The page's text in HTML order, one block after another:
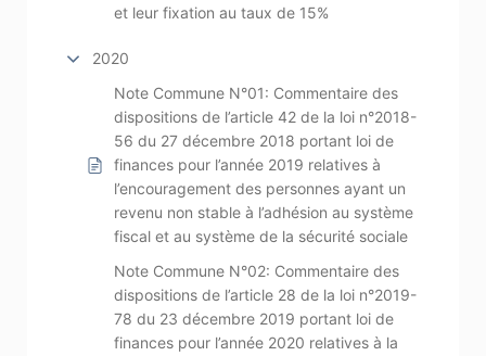
et leur fixation au taux de 15%
2020
Note Commune N°01: Commentaire des
dispositions de l’article 42 de la loi n°2018-
56 du 27 décembre 2018 portant loi de
finances pour l’année 2019 relatives à
l’encouragement des personnes ayant un
revenu non stable à l’adhésion au système
fiscal et au système de la sécurité sociale
Note Commune N°02: Commentaire des
dispositions de l’article 28 de la loi n°2019-
78 du 23 décembre 2019 portant loi de
finances pour l’année 2020 relatives à la